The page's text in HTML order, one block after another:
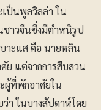
ป็นพูลวิลล่า ใน
ชาวจีนซึ่งมีตำหนิรูป
าะแส คือ นายหลิน
ย แต่จากการสืบสวน
ผู้ที่พักอาศัยใน
ว่า ในบางสัปดาห์โดย